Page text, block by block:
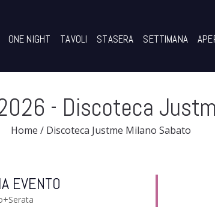
ONE NIGHT TAVOLI STASERA SETTIMANA
- Discoteca
Home / Discoteca Justme Milano Sabato
EVENTO